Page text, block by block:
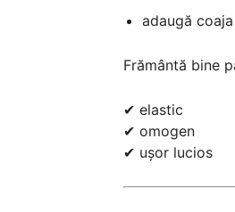
adaugă
Frământă bine
✔ elastic
✔ omogen
✔ ușor lucios